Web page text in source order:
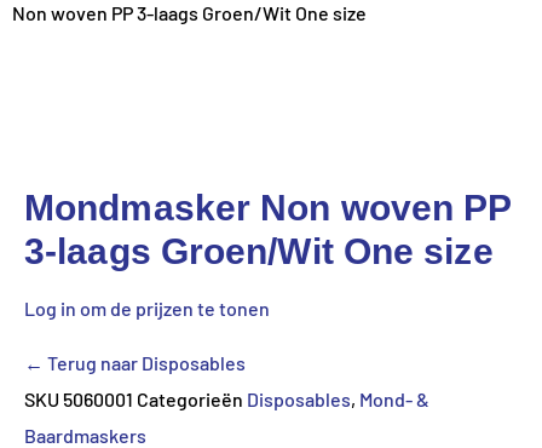
Non woven PP 3-laags Groen/Wit One size
Mondmasker Non woven PP
3-laags Groen/Wit One size
Log in om de prijzen te tonen
← Terug naar Disposables
SKU 5060001 Categorieën Disposables, Mond- &
Baardmaskers